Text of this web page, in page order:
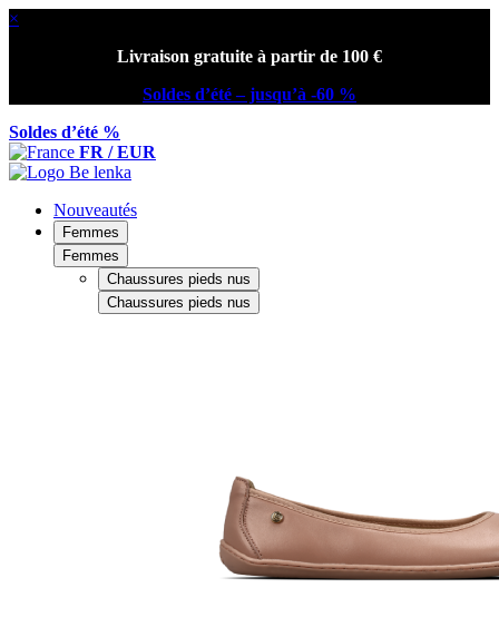
×
Livraison gratuite à partir de 100 €
Soldes d’été – jusqu’à -60 %
Soldes d’été %
FR / EUR
Nouveautés
Femmes
Femmes
Chaussures pieds nus
Chaussures pieds nus